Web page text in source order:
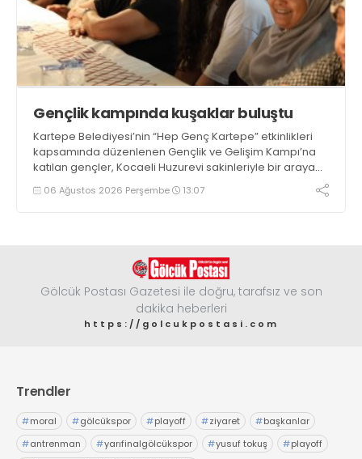
Gençlik kampında kuşaklar buluştu
Kartepe Belediyesi’nin “Hep Genç Kartepe” etkinlikleri
kapsamında düzenlenen Gençlik ve Gelişim Kampı’na
katılan gençler, Kocaeli Huzurevi sakinleriyle bir araya
geldi06 Ağustos 2026 Perşembe 13:07
Gölcük Postası Gazetesi ile doğru, tarafsız ve son
dakika heberleri
https://golcukpostasi.com
Trendler
#moral #gölcükspor #playoff #ziyaret #başkanlar
#antrenman #yarıfinalgölcükspor #yusuf tokuş #playoff